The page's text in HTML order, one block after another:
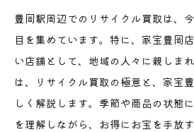
豊岡駅周辺でのリサイクル買取は、
目を集めています。特に、家宝豊岡
い店舗として、地域の人々に親しま
は、リサイクル買取の極意と、家宝
しく解説します。季節や商品の状態
を理解しながら、お得にお宝を手放